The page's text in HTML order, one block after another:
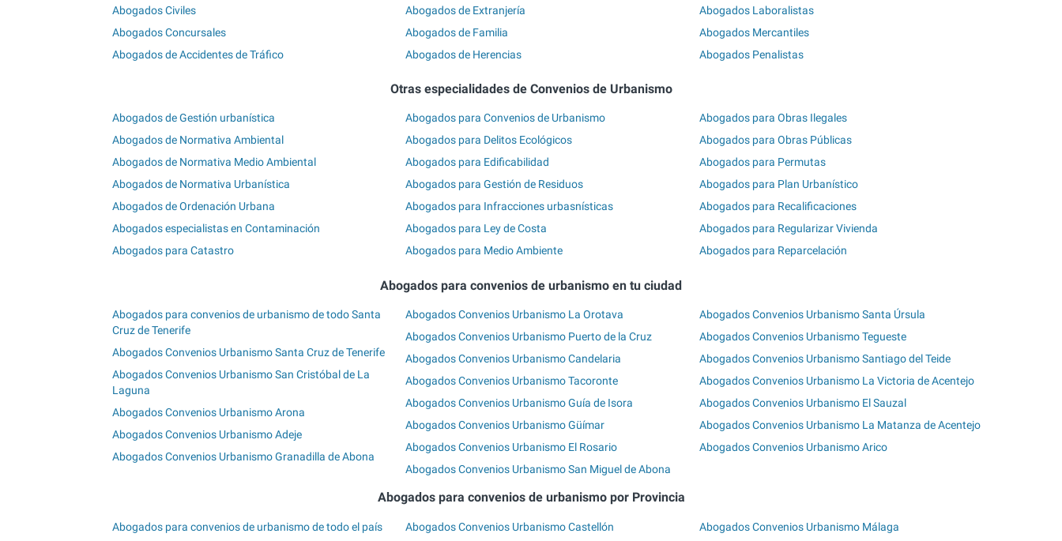
Abogados Civiles
Abogados Concursales
Abogados de Accidentes de Tráfico
Abogados de Extranjería
Abogados de Familia
Abogados de Herencias
Abogados Laboralistas
Abogados Mercantiles
Abogados Penalistas
Otras especialidades de Convenios de Urbanismo
Abogados de Gestión urbanística
Abogados de Normativa Ambiental
Abogados de Normativa Medio Ambiental
Abogados de Normativa Urbanística
Abogados de Ordenación Urbana
Abogados especialistas en Contaminación
Abogados para Catastro
Abogados para Convenios de Urbanismo
Abogados para Delitos Ecológicos
Abogados para Edificabilidad
Abogados para Gestión de Residuos
Abogados para Infracciones urbasnísticas
Abogados para Ley de Costa
Abogados para Medio Ambiente
Abogados para Obras Ilegales
Abogados para Obras Públicas
Abogados para Permutas
Abogados para Plan Urbanístico
Abogados para Recalificaciones
Abogados para Regularizar Vivienda
Abogados para Reparcelación
Abogados para convenios de urbanismo en tu ciudad
Abogados para convenios de urbanismo de todo Santa
Cruz de Tenerife
Abogados Convenios Urbanismo Santa Cruz de Tenerife
Abogados Convenios Urbanismo San Cristóbal de La
Laguna
Abogados Convenios Urbanismo Arona
Abogados Convenios Urbanismo Adeje
Abogados Convenios Urbanismo Granadilla de Abona
Abogados Convenios Urbanismo La Orotava
Abogados Convenios Urbanismo Puerto de la Cruz
Abogados Convenios Urbanismo Candelaria
Abogados Convenios Urbanismo Tacoronte
Abogados Convenios Urbanismo Guía de Isora
Abogados Convenios Urbanismo Güímar
Abogados Convenios Urbanismo El Rosario
Abogados Convenios Urbanismo San Miguel de Abona
Abogados Convenios Urbanismo Santa Úrsula
Abogados Convenios Urbanismo Tegueste
Abogados Convenios Urbanismo Santiago del Teide
Abogados Convenios Urbanismo La Victoria de Acentejo
Abogados Convenios Urbanismo El Sauzal
Abogados Convenios Urbanismo La Matanza de Acentejo
Abogados Convenios Urbanismo Arico
Abogados para convenios de urbanismo por Provincia
Abogados para convenios de urbanismo de todo el país
Abogados Convenios Urbanismo Castellón
Abogados Convenios Urbanismo Málaga